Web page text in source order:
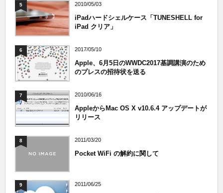
5 2010/05/03
iPadハードシェルケース「TUNESHELL for
iPad クリア」
6 2017/05/10
Apple、6月5日のWWDC2017基調講演のため
のプレスの招待状を送る
7 2010/06/16
AppleからMac OS X v10.6.4 アップデートが
リリース
8 2011/03/20
Pocket WiFi の解約に関して
9 2011/06/25